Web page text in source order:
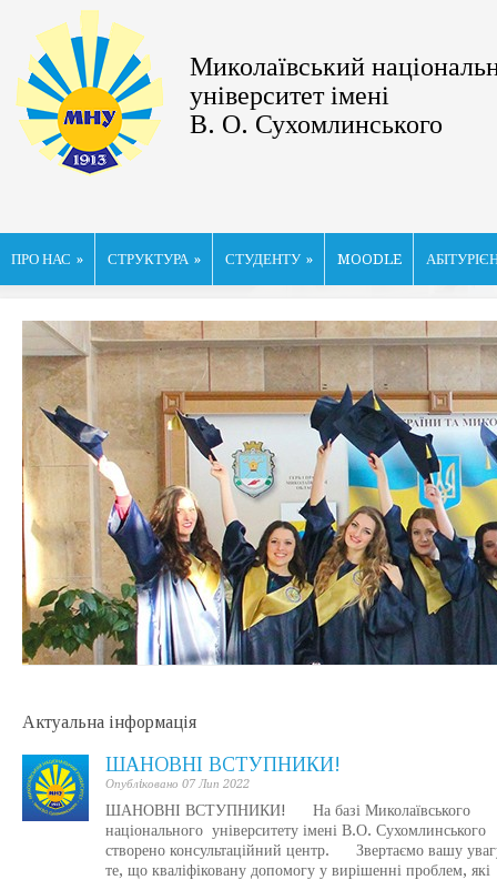
Миколаївський
університет імені
В. О. Сухомлинського
ПРО НАС » СТРУКТУРА » СТУДЕНТУ » MOODLE
Актуальна інформація
ШАНОВНІ ВСТУПНИКИ!
Опублiковано 07 Лип 2022
ШАНОВНІ ВСТУПНИКИ! На базі Миколаївського
національного університету імені В.О. Сухомлинського
створено консультаційний центр. Звертаємо вашу
те, що кваліфіковану допомогу у вирішенні проблем, які